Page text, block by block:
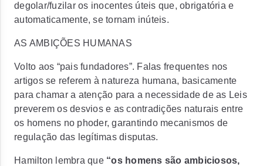
degolar/fuzilar os inocentes úteis que, obrigatória e
automaticamente, se tornam inúteis.
AS AMBIÇÕES HUMANAS
Volto aos “pais fundadores”. Falas frequentes nos
artigos se referem à natureza humana, basicamente
para chamar a atenção para a necessidade de as Leis
preverem os desvios e as contradições naturais entre
os homens no phoder, garantindo mecanismos de
regulação das legítimas disputas.
Hamilton lembra que “os homens são ambiciosos,